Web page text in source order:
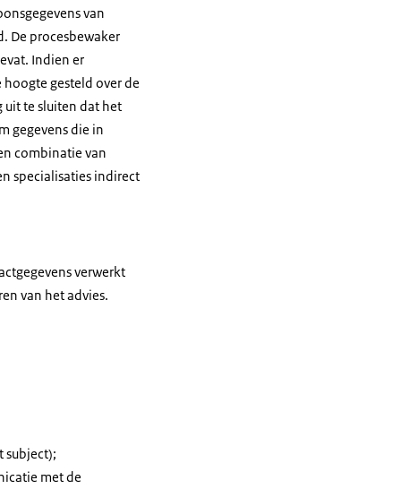
van
De procesbewaker
Indien er
gesteld over de
uit te sluiten dat het
gegevens die in
combinatie van
specialisaties indirect
verwerkt
van het advies.
subject);
met de